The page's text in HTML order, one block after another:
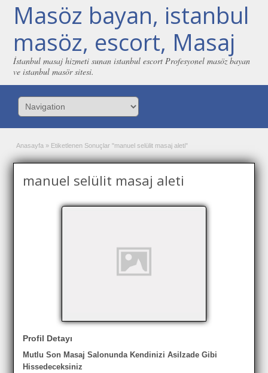
Masöz bayan, istanbul
masöz, escort, Masaj
İstanbul masaj hizmeti sunan istanbul escort Profesyonel masöz bayan
ve istanbul masör sitesi.
Anasayfa » Etiketlenen Sonuçlar "manuel selülit masaj aleti"
manuel selülit masaj aleti
Profil Detayı
Mutlu Son Masaj Salonunda Kendinizi Asilzade Gibi
Hissedeceksiniz